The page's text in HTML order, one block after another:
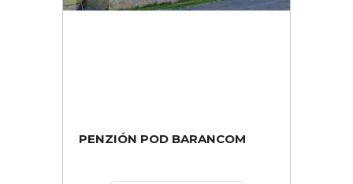
PENZIÓN POD BARANCOM